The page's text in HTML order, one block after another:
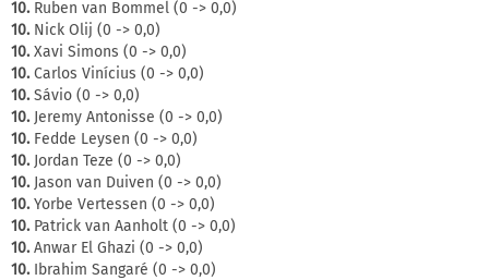
10.Ruben van Bommel (0 -> 0,0)
10.Nick Olij (0 -> 0,0)
10.Xavi Simons (0 -> 0,0)
10.Carlos Vinícius (0 -> 0,0)
10.Sávio (0 -> 0,0)
10.Jeremy Antonisse (0 -> 0,0)
10.Fedde Leysen (0 -> 0,0)
10.Jordan Teze (0 -> 0,0)
10.Jason van Duiven (0 -> 0,0)
10.Yorbe Vertessen (0 -> 0,0)
10.Patrick van Aanholt (0 -> 0,0)
10.Anwar El Ghazi (0 -> 0,0)
10.Ibrahim Sangaré (0 -> 0,0)